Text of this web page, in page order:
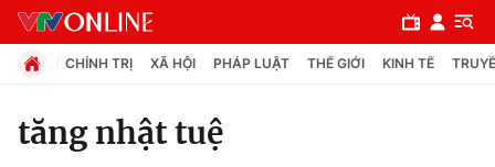
CHÍNH TRỊ XÃ HỘI PHÁP LUẬT THẾ GIỚI KINH TẾ
tăng nhật tuệ